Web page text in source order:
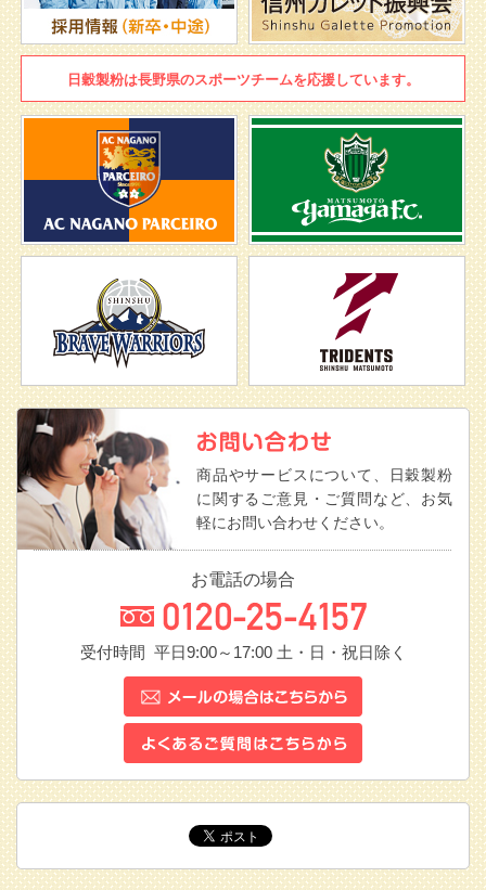
日穀製粉は長野県のスポーツチームを応援しています。
商品やサービスについて、日穀製粉
に関するご意見・ご質問など、お気
軽にお問い合わせください。
お電話の場合
受付時間 平日9:00～17:00土・日・祝日除く